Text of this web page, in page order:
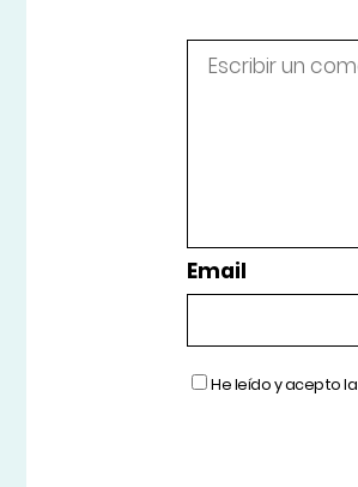
Email
He leído y acepto la